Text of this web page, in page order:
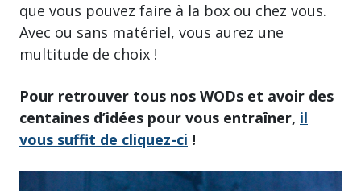
que vous pouvez faire à la box ou chez vous.
Avec ou sans matériel, vous aurez une
multitude de choix !
Pour retrouver tous nos WODs et avoir des
centaines d’idées pour vous entraîner, il
vous suffit de cliquez-ci !